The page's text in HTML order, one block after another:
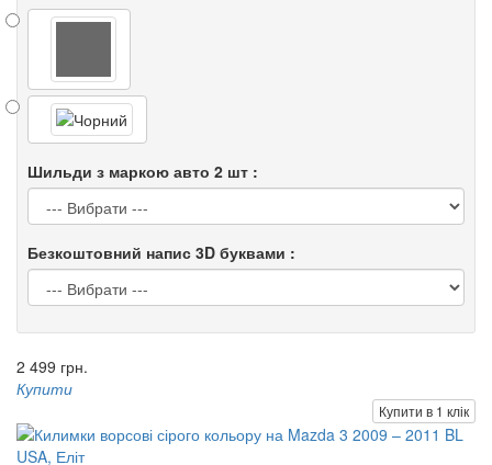
Шильди з маркою авто 2 шт :
Безкоштовний напис 3D буквами :
2 499 грн.
Купити
Купити в 1 клік